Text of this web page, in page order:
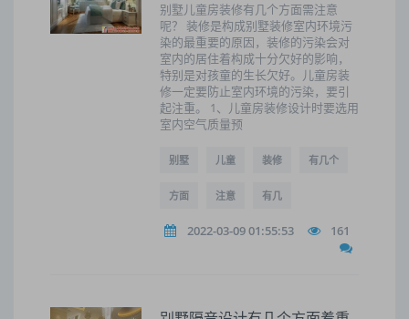
别墅儿童房装修有几个方面需注意
呢？ 装修是构成别墅装修室内环境污
染的最重要的原因，装修的污染会对
室内的居住着构成十分欠好的影响，
特别是对孩童的生长欠好。儿童房装
修一定要防止室内环境的污染，要引
起注重。 1、儿童房装修设计时要选用
室内空气质量预
别墅 儿童 装修 有几个
方面 注意 有几
2022-03-09 01:55:53 161